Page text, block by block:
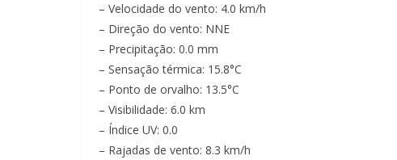
– Velocidade do vento: 4.0 km/h
– Direção do vento: NNE
– Precipitação: 0.0 mm
– Sensação térmica: 15.8°C
– Ponto de orvalho: 13.5°C
– Visibilidade: 6.0 km
– Índice UV: 0.0
– Rajadas de vento: 8.3 km/h